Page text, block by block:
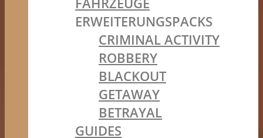
ERWEITERUNGSPACKS
CRIMINAL ACTIVITY
ROBBERY
BLACKOUT
GETAWAY
BETRAYAL
GUIDES